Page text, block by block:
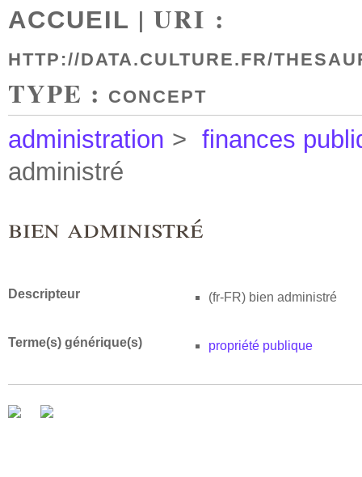
ACCUEIL | URI :
HTTP://DATA.CULTURE.FR/
TYPE : CONCEPT
administration > finances
administré
bien administré
Descripteur (fr-FR) bien administré
Terme(s) générique(s) propriété publique